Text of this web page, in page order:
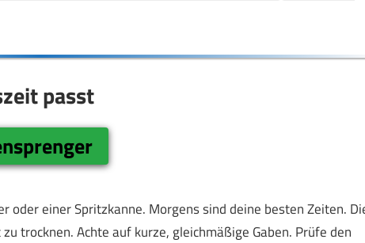
passt
einer Spritzkanne. Morgens sind deine besten Zeiten.
trocknen. Achte auf kurze, gleichmäßige Gaben. Prüfe den